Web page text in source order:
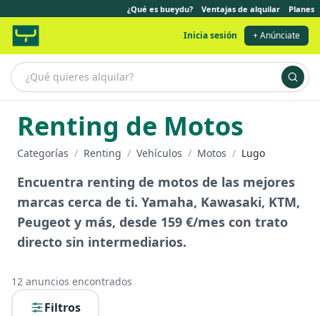
¿Qué es bueydu? Ventajas de alquilar Planes
Inicia sesión + Anúnciate
Renting de Motos
Categorías / Renting / Vehículos / Motos / Lugo
Encuentra renting de motos de las mejores
marcas cerca de ti. Yamaha, Kawasaki, KTM,
Peugeot y más, desde 159 €/mes con trato
directo sin intermediarios.
12 anuncios encontrados
Filtros